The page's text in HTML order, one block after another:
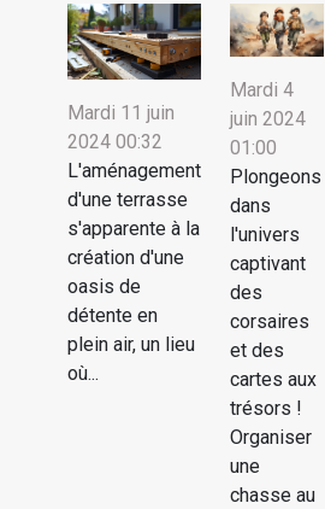
Mardi 11 juin
2024 00:32
L'aménagement
d'une terrasse
s'apparente à la
création d'une
oasis de
détente en
plein air, un lieu
où...
Mardi 4
juin 2024
01:00
Plongeons
dans
l'univers
captivant
des
corsaires
et des
cartes aux
trésors !
Organiser
une
chasse au